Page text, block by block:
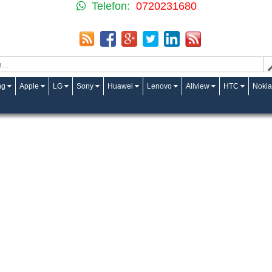
Telefon: 0720231680
Apple LG Sony Huawei Lenovo Allview HTC Nokia